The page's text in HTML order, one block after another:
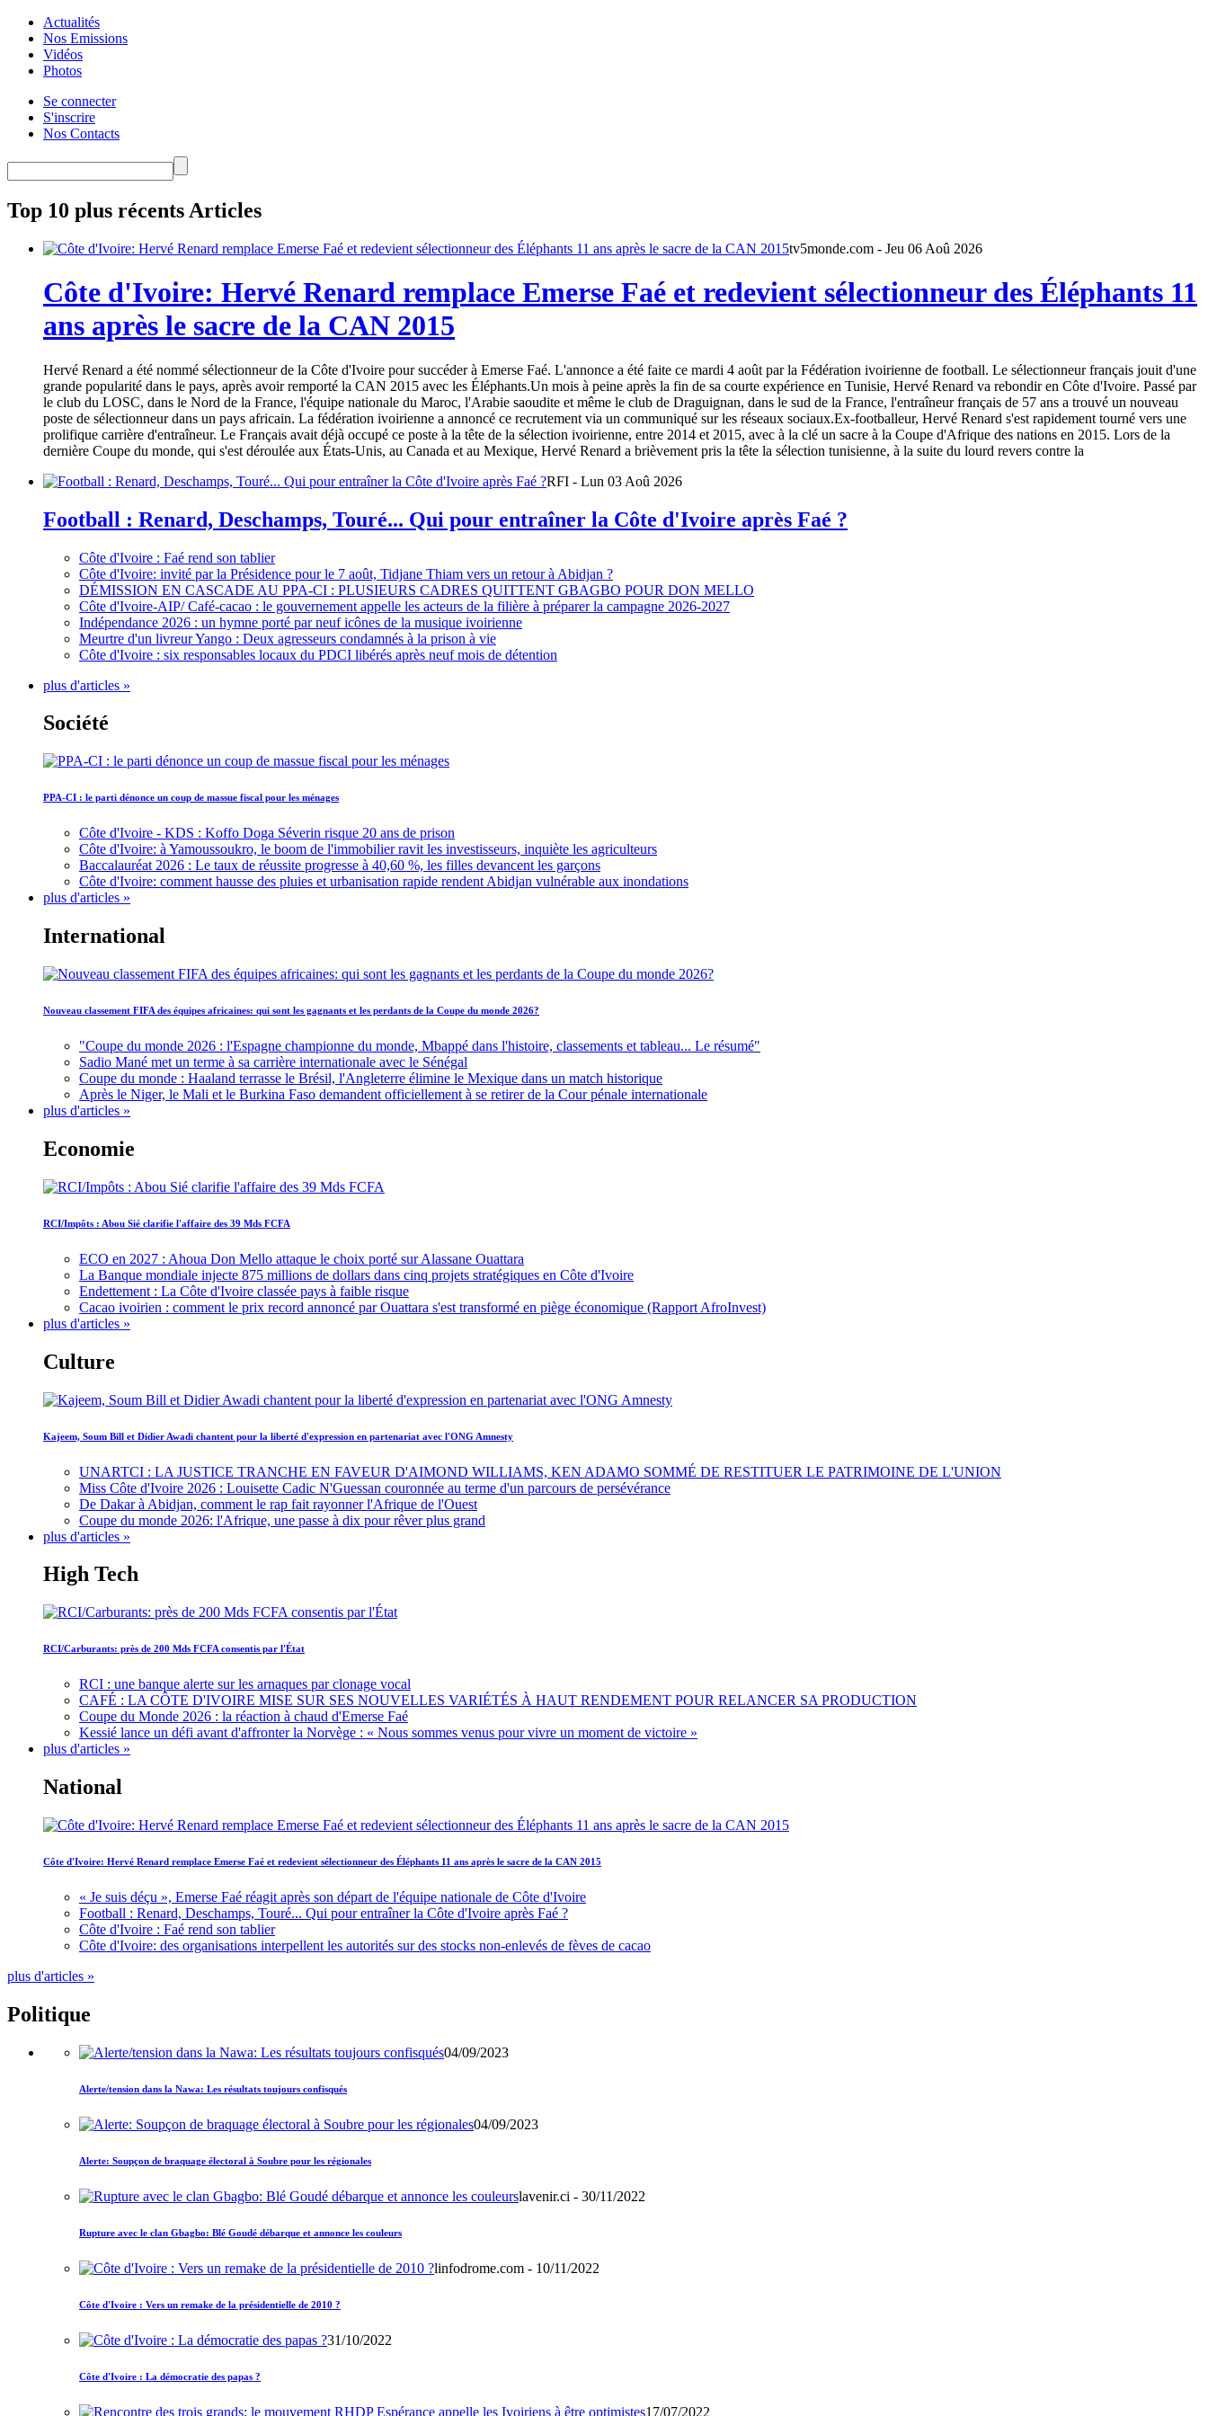
Actualités
Nos Emissions
Vidéos
Photos
Se connecter
S'inscrire
Nos Contacts
Top 10 plus récents Articles
tv5monde.com - Jeu 06 Aoû 2026
Côte d'Ivoire: Hervé Renard remplace Emerse Faé et redevient sélectionneur des Éléphants 11
ans après le sacre de la CAN 2015
Hervé Renard a été nommé sélectionneur de la Côte d'Ivoire pour succéder à Emerse Faé. L'annonce a été faite ce mardi 4 août par la Fédération ivoirienne de football. Le sélectionneur français jouit d'une
grande popularité dans le pays, après avoir remporté la CAN 2015 avec les Éléphants.Un mois à peine après la fin de sa courte expérience en Tunisie, Hervé Renard va rebondir en Côte d'Ivoire. Passé par
le club du LOSC, dans le Nord de la France, l'équipe nationale du Maroc, l'Arabie saoudite et même le club de Draguignan, dans le sud de la France, l'entraîneur français de 57 ans a trouvé un nouveau
poste de sélectionneur dans un pays africain. La fédération ivoirienne a annoncé ce recrutement via un communiqué sur les réseaux sociaux.Ex-footballeur, Hervé Renard s'est rapidement tourné vers une
prolifique carrière d'entraîneur. Le Français avait déjà occupé ce poste à la tête de la sélection ivoirienne, entre 2014 et 2015, avec à la clé un sacre à la Coupe d'Afrique des nations en 2015. Lors de la
dernière Coupe du monde, qui s'est déroulée aux États-Unis, au Canada et au Mexique, Hervé Renard a brièvement pris la tête la sélection tunisienne, à la suite du lourd revers contre la
RFI - Lun 03 Aoû 2026
Football : Renard, Deschamps, Touré... Qui pour entraîner la Côte d'Ivoire après Faé ?
Côte d'Ivoire : Faé rend son tablier
Côte d'Ivoire: invité par la Présidence pour le 7 août, Tidjane Thiam vers un retour à Abidjan ?
DÉMISSION EN CASCADE AU PPA-CI : PLUSIEURS CADRES QUITTENT GBAGBO POUR DON MELLO
Côte d'Ivoire-AIP/ Café-cacao : le gouvernement appelle les acteurs de la filière à préparer la campagne 2026-2027
Indépendance 2026 : un hymne porté par neuf icônes de la musique ivoirienne
Meurtre d'un livreur Yango : Deux agresseurs condamnés à la prison à vie
Côte d'Ivoire : six responsables locaux du PDCI libérés après neuf mois de détention
plus d'articles »
Société
PPA-CI : le parti dénonce un coup de massue fiscal pour les ménages
Côte d'Ivoire - KDS : Koffo Doga Séverin risque 20 ans de prison
Côte d'Ivoire: à Yamoussoukro, le boom de l'immobilier ravit les investisseurs, inquiète les agriculteurs
Baccalauréat 2026 : Le taux de réussite progresse à 40,60 %, les filles devancent les garçons
Côte d'Ivoire: comment hausse des pluies et urbanisation rapide rendent Abidjan vulnérable aux inondations
plus d'articles »
International
Nouveau classement FIFA des équipes africaines: qui sont les gagnants et les perdants de la Coupe du monde 2026?
"Coupe du monde 2026 : l'Espagne championne du monde, Mbappé dans l'histoire, classements et tableau... Le résumé"
Sadio Mané met un terme à sa carrière internationale avec le Sénégal
Coupe du monde : Haaland terrasse le Brésil, l'Angleterre élimine le Mexique dans un match historique
Après le Niger, le Mali et le Burkina Faso demandent officiellement à se retirer de la Cour pénale internationale
plus d'articles »
Economie
RCI/Impôts : Abou Sié clarifie l'affaire des 39 Mds FCFA
ECO en 2027 : Ahoua Don Mello attaque le choix porté sur Alassane Ouattara
La Banque mondiale injecte 875 millions de dollars dans cinq projets stratégiques en Côte d'Ivoire
Endettement : La Côte d'Ivoire classée pays à faible risque
Cacao ivoirien : comment le prix record annoncé par Ouattara s'est transformé en piège économique (Rapport AfroInvest)
plus d'articles »
Culture
Kajeem, Soum Bill et Didier Awadi chantent pour la liberté d'expression en partenariat avec l'ONG Amnesty
UNARTCI : LA JUSTICE TRANCHE EN FAVEUR D'AIMOND WILLIAMS, KEN ADAMO SOMMÉ DE RESTITUER LE PATRIMOINE DE L'UNION
Miss Côte d'Ivoire 2026 : Louisette Cadic N'Guessan couronnée au terme d'un parcours de persévérance
De Dakar à Abidjan, comment le rap fait rayonner l'Afrique de l'Ouest
Coupe du monde 2026: l'Afrique, une passe à dix pour rêver plus grand
plus d'articles »
High Tech
RCI/Carburants: près de 200 Mds FCFA consentis par l'État
RCI : une banque alerte sur les arnaques par clonage vocal
CAFÉ : LA CÔTE D'IVOIRE MISE SUR SES NOUVELLES VARIÉTÉS À HAUT RENDEMENT POUR RELANCER SA PRODUCTION
Coupe du Monde 2026 : la réaction à chaud d'Emerse Faé
Kessié lance un défi avant d'affronter la Norvège : « Nous sommes venus pour vivre un moment de victoire »
plus d'articles »
National
Côte d'Ivoire: Hervé Renard remplace Emerse Faé et redevient sélectionneur des Éléphants 11 ans après le sacre de la CAN 2015
« Je suis déçu », Emerse Faé réagit après son départ de l'équipe nationale de Côte d'Ivoire
Football : Renard, Deschamps, Touré... Qui pour entraîner la Côte d'Ivoire après Faé ?
Côte d'Ivoire : Faé rend son tablier
Côte d'Ivoire: des organisations interpellent les autorités sur des stocks non-enlevés de fèves de cacao
plus d'articles »
Politique
04/09/2023
Alerte/tension dans la Nawa: Les résultats toujours confisqués
04/09/2023
Alerte: Soupçon de braquage électoral à Soubre pour les régionales
lavenir.ci - 30/11/2022
Rupture avec le clan Gbagbo: Blé Goudé débarque et annonce les couleurs
linfodrome.com - 10/11/2022
Côte d'Ivoire : Vers un remake de la présidentielle de 2010 ?
31/10/2022
Côte d'Ivoire : La démocratie des papas ?
17/07/2022